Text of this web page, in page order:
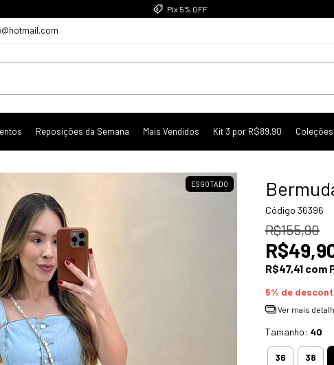
Pix 5% OFF
Reposições da Semana Mais Vendidos Kit 3 por R$89.90 Coleções
ESGOTADO
Código 36396
R$155,90
R$47,41 com
5% de
Ver mais
Tamanho: 40
36 38